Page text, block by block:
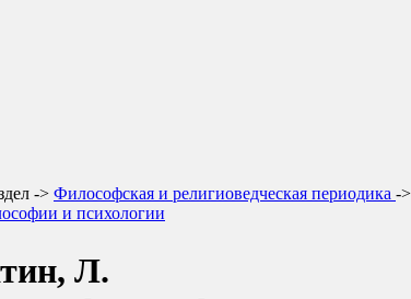
-> Философская и религиоведческая периодика ->
и психологии
Л.